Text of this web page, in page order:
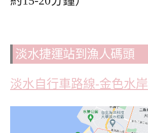
淡水捷運站到漁人碼頭
淡水自行車路線-金色水岸